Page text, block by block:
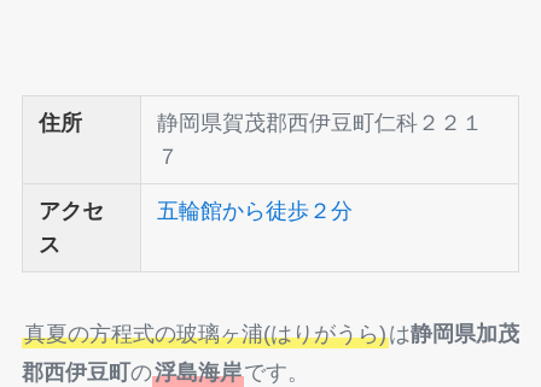
住所
静岡県賀茂郡西伊豆町仁科２２１
７
アクセ
ス
五輪館から徒歩２分
真夏の方程式の玻璃ヶ浦(はりがうら)は静岡県加茂
郡西伊豆町 の浮島海岸です。